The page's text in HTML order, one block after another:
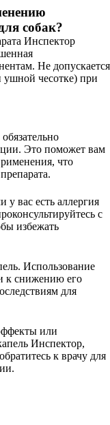
собак?
Инспектор
Не допускается
ушной чесотке) при
Это поможет вам
что
у вас есть аллергия
с
избежать
Использование
к снижению его
для
или
Инспектор,
к врачу для